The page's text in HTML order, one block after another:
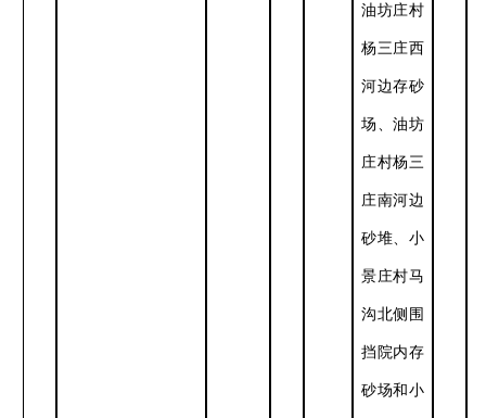
油坊庄村
杨三庄西
河边存砂
场、油坊
庄村杨三
庄南河边
砂堆、小
景庄村马
沟北侧围
挡院内存
砂场和小